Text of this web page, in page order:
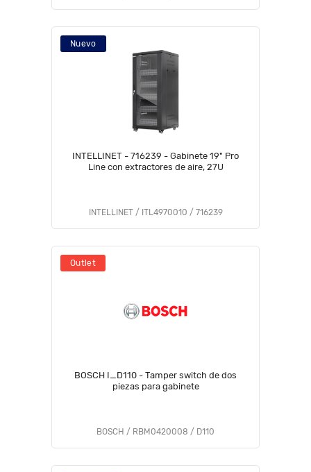
Nuevo
INTELLINET - 716239 - Gabinete 19" Pro
Line con extractores de aire, 27U
INTELLINET / ITL4970010 / 716239
Outlet
BOSCH I_D110 - Tamper switch de dos
piezas para gabinete
BOSCH / RBM0420008 / D110